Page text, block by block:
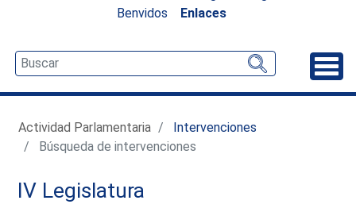
Benvidos
Enlaces
Actividad Parlamentaria
Intervenciones
Búsqueda de intervenciones
IV Legislatura